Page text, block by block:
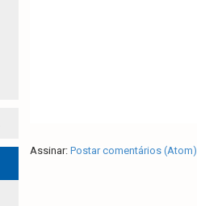
Assinar: Postar comentários (Atom)